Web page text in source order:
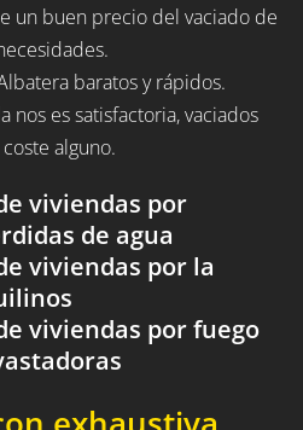
un buen precio del vaciado de
baratos y rápidos.
nos es satisfactoria, vaciados
alguno.
viviendas por
de agua
viviendas por la
viviendas por fuego